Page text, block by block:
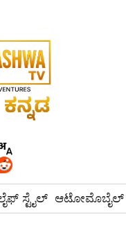
ಸ್ಟೈಲ್ ಆಟೋಮೊಬೈಲ್